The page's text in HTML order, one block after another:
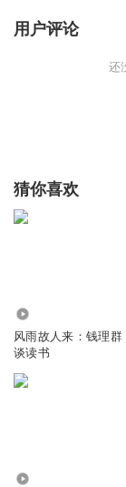
用户评论
还
猜你喜欢
风雨故人来：钱理群
谈读书